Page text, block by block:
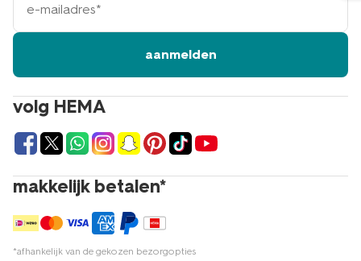
volg HEMA
makkelijk betalen*
*afhankelijk van de gekozen bezorgopties
mailadres
aanmelden